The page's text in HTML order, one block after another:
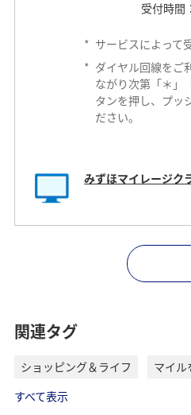
受付時間
* サービスによって
* ダイヤル回線をご
ながり次第「＊」
タンを押し、プッ
ださい。
みずほマイレージク
関連タグ
ショッピング＆ライフ マイル
すべて表示